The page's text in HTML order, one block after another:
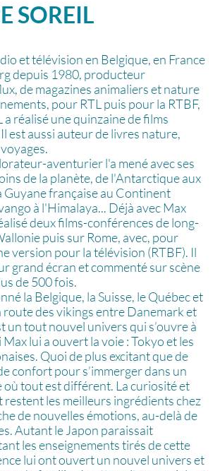
SOREIL
et télévision en Belgique, en France
depuis 1980, producteur
de magazines animaliers et nature
pour RTL puis pour la RTBF,
a réalisé une quinzaine de films
est aussi auteur de livres nature,
aventurier l'a mené avec ses
de la planète, de l'Antarctique aux
Guyane française au Continent
à l'Himalaya... Déjà avec Max
deux films-conférences de long-
puis sur Rome, avec, pour
version pour la télévision (RTBF). Il
grand écran et commenté sur scène
de 500 fois.
la Belgique, la Suisse, le Québec et
route des vikings entre Danemark et
un tout nouvel univers qui s’ouvre à
lui a ouvert la voie : Tokyo et les
Quoi de plus excitant que de
confort pour s’immerger dans un
où tout est différent. La curiosité et
restent les meilleurs ingrédients chez
de nouvelles émotions, au-delà de
Autant le Japon paraissait
les enseignements tirés de cette
lui ont ouvert un nouvel univers et